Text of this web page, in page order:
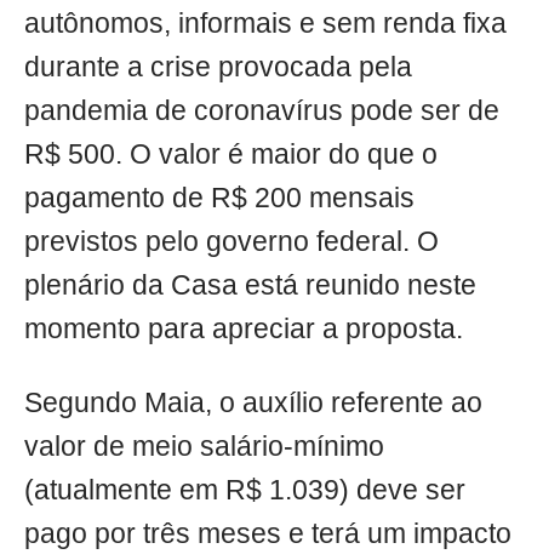
autônomos, informais e sem renda fixa
durante a crise provocada pela
pandemia de coronavírus pode ser de
R$ 500. O valor é maior do que o
pagamento de R$ 200 mensais
previstos pelo governo federal. O
plenário da Casa está reunido neste
momento para apreciar a proposta.
Segundo Maia, o auxílio referente ao
valor de meio salário-mínimo
(atualmente em R$ 1.039) deve ser
pago por três meses e terá um impacto